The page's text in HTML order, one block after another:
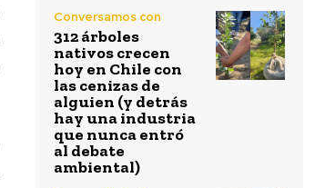
Conversamos con
312 árboles
nativos crecen
hoy en Chile con
las cenizas de
alguien (y detrás
hay una industria
que nunca entró
al debate
ambiental)